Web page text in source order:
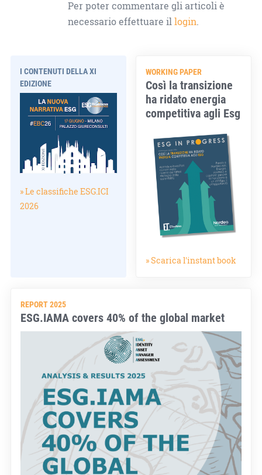
Per poter commentare gli articoli è
necessario effettuare illogin.
I CONTENUTI DELLA XI
EDIZIONE
» Le classifiche ESG.ICI
2026
WORKING PAPER
Così la transizione
ha ridato energia
competitiva agli Esg
» Scarica l'instant book
REPORT 2025
ESG.IAMA covers 40% of the global market